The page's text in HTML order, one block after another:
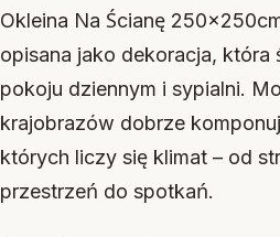
Okleina Na Ścianę
opisana jako dekoracja, która
pokoju dziennym i sypialni.
krajobrazów dobrze
których liczy się klimat – od
przestrzeń do spotkań.